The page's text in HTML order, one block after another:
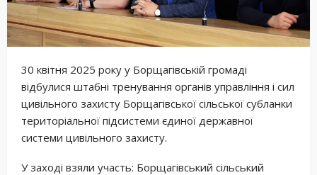
30 квітня 2025 року у Борщагівській громаді
відбулися штабні тренування органів управління і сил
цивільного захисту Борщагівської сільської субланки
територіальної підсистеми єдиної державної
системи цивільного захисту.
У заході взяли участь: Борщагівський сільський